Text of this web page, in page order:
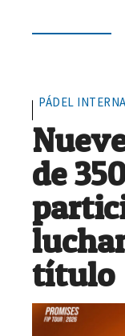
PÁDEL
de
título